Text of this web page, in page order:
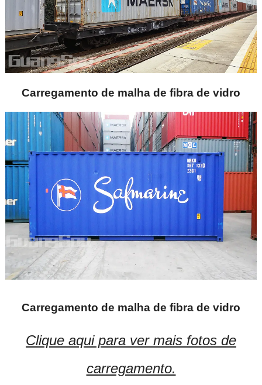
Carregamento de malha de fibra de vidro
Carregamento de malha de fibra de vidro
Clique aqui para ver mais fotos de
carregamento.